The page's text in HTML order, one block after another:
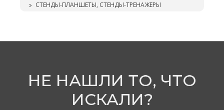
СТЕНДЫ-ПЛАНШЕТЫ, СТЕНДЫ-ТРЕНАЖЕРЫ
НЕ НАШЛИ ТО, ЧТО
ИСКАЛИ?